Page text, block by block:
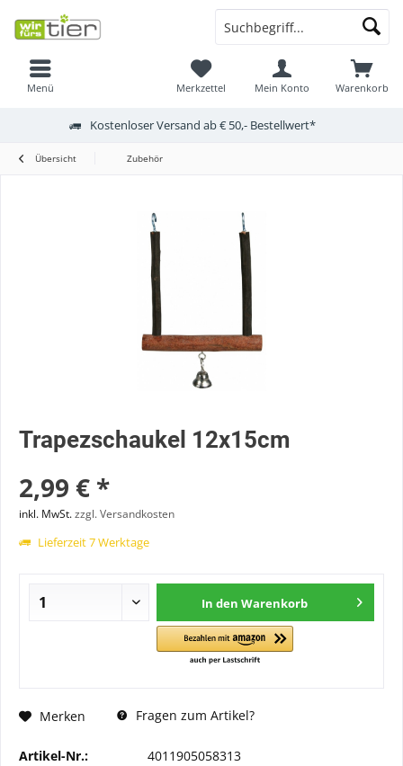
Menü Warenkorb
Merkzettel Mein Konto
Kostenloser Versand ab € 50,- Bestellwert*
Übersicht Zubehör
Trapezschaukel 12x15cm
2,99 € *
inkl. MwSt.zzgl. Versandkosten
Lieferzeit 7 Werktage
In den Warenkorb
Merken Fragen zum Artikel?
Artikel-Nr.: 4011905058313